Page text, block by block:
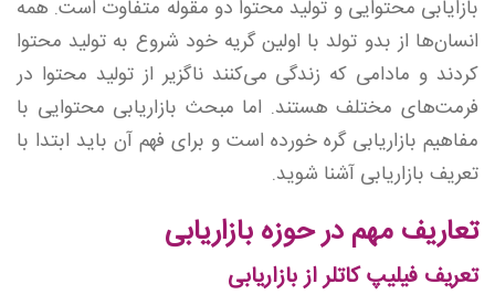
بازایابی محتوایی و تولید محتوا دو مقوله متفاوت است. همه
انسان‌ها از بدو تولد با اولین گریه خود شروع به تولید محتوا
کردند و مادامی که زندگی می‌کنند ناگزیر از تولید محتوا در
فرمت‌های مختلف هستند. اما مبحث بازاریابی محتوایی با
مفاهیم بازاریابی گره خورده است و برای فهم آن باید ابتدا با
تعریف بازاریابی آشنا شوید.
تعاریف مهم در حوزه بازاریابی
تعریف فیلیپ کاتلر از بازاریابی